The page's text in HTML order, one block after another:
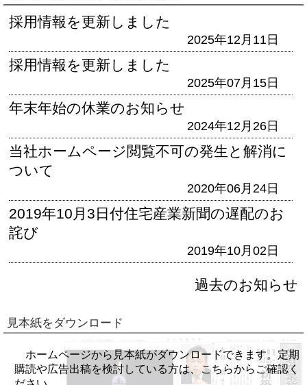
採用情報を更新しました
2025年12月11日
採用情報を更新しました
2025年07月15日
年末年始の休業のお知らせ
2024年12月26日
当社ホームページ閲覧不可の発生と解消に
ついて
2020年06月24日
2019年10月3日付住宅産業新聞の遅配のお
詫び
2019年10月02日
過去のお知らせ
見本紙をダウンロード
ホームページから見本紙がダウンロードできます。定期
購読や広告出稿を検討している方は、こちらからご確認く